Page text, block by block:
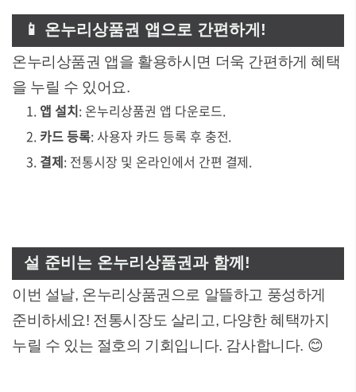
📱 온누리상품권 앱으로 간편하게!
온누리상품권 앱을 활용하시면 더욱 간편하게 혜택
을 누릴 수 있어요.
앱 설치: 온누리상품권 앱 다운로드.
카드 등록: 사용자 카드 등록 후 충전.
결제: 전통시장 및 온라인에서 간편 결제.
설 준비는 온누리상품권과 함께!
이번 설날, 온누리상품권으로 알뜰하고 풍성하게
준비하세요! 전통시장도 살리고, 다양한 혜택까지
누릴 수 있는 절호의 기회입니다. 감사합니다. 😊